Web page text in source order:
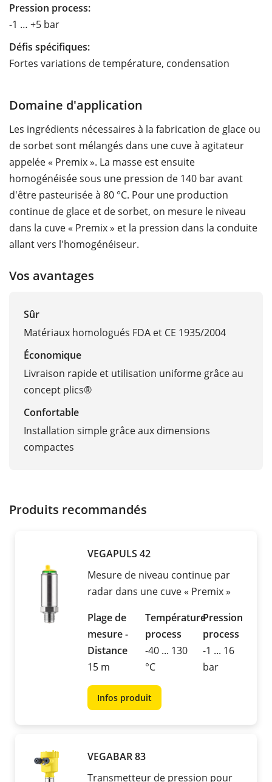
Pression process:
-1 … +5 bar
Défis spécifiques:
Fortes variations de température, condensation
Domaine d'application
Les ingrédients nécessaires à la fabrication de glace ou
de sorbet sont mélangés dans une cuve à agitateur
appelée « Premix ». La masse est ensuite
homogénéisée sous une pression de 140 bar avant
d'être pasteurisée à 80 °C. Pour une production
continue de glace et de sorbet, on mesure le niveau
dans la cuve « Premix » et la pression dans la conduite
allant vers l'homogénéiseur.
Vos avantages
Sûr
Matériaux homologués FDA et CE 1935/2004
Économique
Livraison rapide et utilisation uniforme grâce au
concept plics®
Confortable
Installation simple grâce aux dimensions
compactes
Produits recommandés
VEGAPULS 42
Mesure de niveau continue par
radar dans une cuve « Premix »
Plage de
mesure -
Distance
15 m
Température
process
-40 ... 130
°C
Pression
process
-1 ... 16
bar
Infos produit
VEGABAR 83
Transmetteur de pression pour